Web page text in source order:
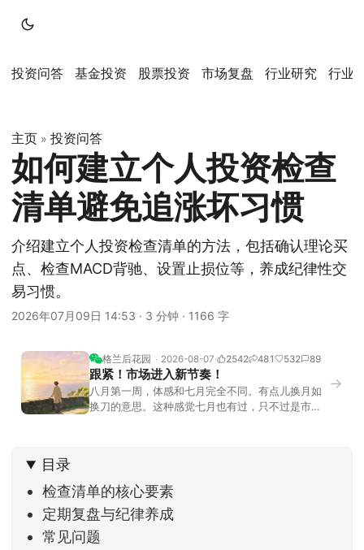
投资问答 基金投资 股票投资 市场复盘 行业研究 行业
主页 » 投资问答
如何建立个人投资检查
清单避免追涨坏习惯
介绍建立个人投资检查清单的方法，包括确认理论买
点、检查MACD背驰、设置止损位等，养成纪律性交
易习惯。
2026年07月09日 14:53 · 3 分钟 · 1166 字
格兰后花园 2026-08-07 2542 481 532 89
跟紧！市场进入新节奏！
八月第一周，体感和七月完全不同。有点儿换月如
换刀的意思。这种感觉七月也有过，只不过是市场
家感受到了春天般的暖风。指数涨了百点，交易额
回暖到2
→
目录
检查清单的核心要素
定期复盘与纪律养成
常见问题